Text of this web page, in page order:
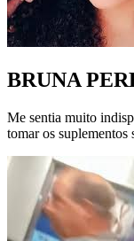
BRUNA
Me sentia muito
tomar os